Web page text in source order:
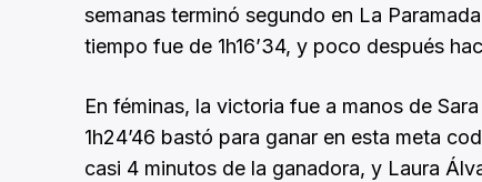
semanas terminó segundo en La
tiempo fue de 1h16’34, y poco después
En féminas, la victoria fue a manos de
1h24’46 bastó para ganar en esta meta
casi 4 minutos de la ganadora, y Laura